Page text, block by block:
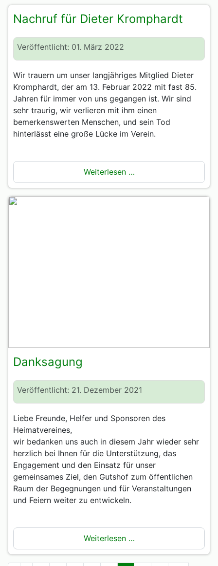
Nachruf für Dieter Kromphardt
Veröffentlicht: 01. März 2022
Wir trauern um unser langjähriges Mitglied Dieter
Kromphardt, der am 13. Februar 2022 mit fast 85.
Jahren für immer von uns gegangen ist. Wir sind
sehr traurig, wir verlieren mit ihm einen
bemerkenswerten Menschen, und sein Tod
hinterlässt eine große Lücke im Verein.
Weiterlesen …
Danksagung
Veröffentlicht: 21. Dezember 2021
Liebe Freunde, Helfer und Sponsoren des
Heimatvereines,
wir bedanken uns auch in diesem Jahr wieder sehr
herzlich bei Ihnen für die Unterstützung, das
Engagement und den Einsatz für unser
gemeinsames Ziel, den Gutshof zum öffentlichen
Raum der Begegnungen und für Veranstaltungen
und Feiern weiter zu entwickeln.
Weiterlesen …